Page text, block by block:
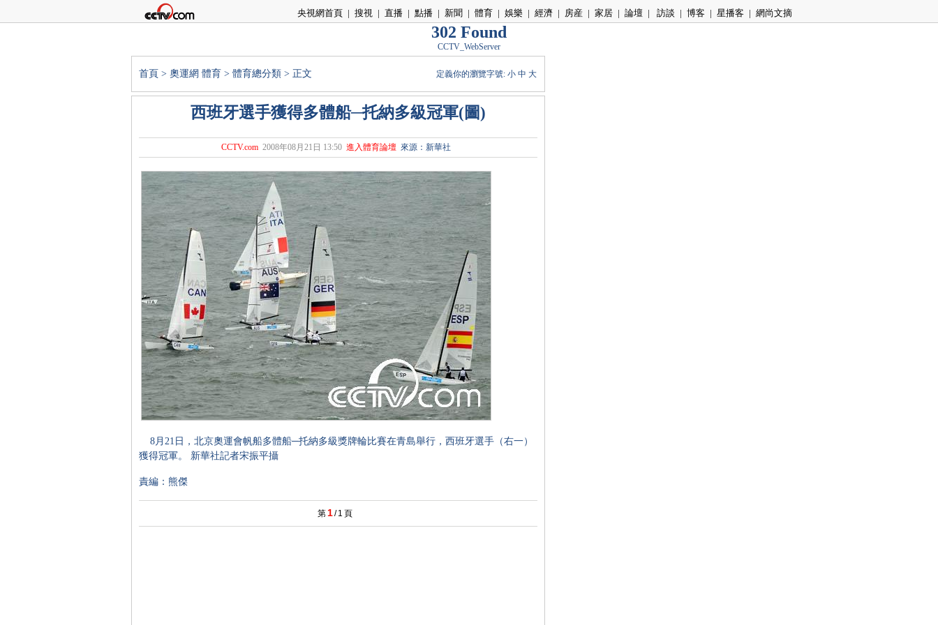
央視網首頁 | 搜視 | 直播 | 點播 | 新聞 | 體育 | 娛樂 | 經濟 | 房産 | 家居 | 論壇 | 訪談 | 博客 | 星播客 | 網尚文摘
302 Found
CCTV_WebServer
首頁 > 奧運網 體育 > 體育總分類 > 正文 定義你的瀏覽字號: 小 中 大
西班牙選手獲得多體船─托納多級冠軍(圖)
CCTV.com 2008年08月21日 13:50 進入體育論壇 來源：新華社
8月21日，北京奧運會帆船多體船─托納多級獎牌輪比賽在青島舉行，西班牙選手（右一）
獲得冠軍。 新華社記者宋振平攝
責編：熊傑
第 1/ 1 頁